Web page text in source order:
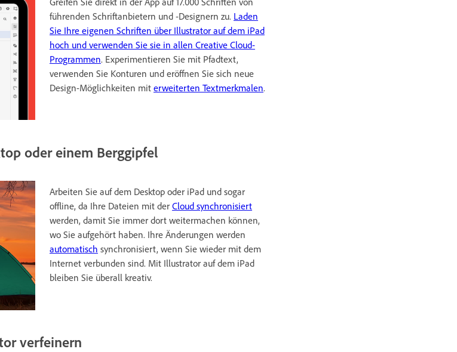
führenden Schriftanbietern und -Designern zu. Laden
Sie Ihre eigenen Schriften über Illustrator auf dem iPad
hoch und verwenden Sie sie in allen Creative Cloud-
Programmen. Experimentieren Sie mit Pfadtext,
verwenden Sie Konturen und eröffnen Sie sich neue
Design-Möglichkeiten mit erweiterten Textmerkmalen.
oder einem Berggipfel
Arbeiten Sie auf dem Desktop oder iPad und sogar
offline, da Ihre Dateien mit der Cloud synchronisiert
werden, damit Sie immer dort weitermachen können,
wo Sie aufgehört haben. Ihre Änderungen werden
automatisch synchronisiert, wenn Sie wieder mit dem
Internet verbunden sind. Mit Illustrator auf dem iPad
bleiben Sie überall kreativ.
verfeinern